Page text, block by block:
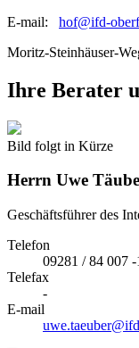
E-mail: hof@ifd-
Moritz-Steinhäuser-
Ihre Berater
Bild folgt in Kürze
Herrn Uwe
Geschäftsführer des
Telefon
09281 / 84 007 -
Telefax
-
E-mail